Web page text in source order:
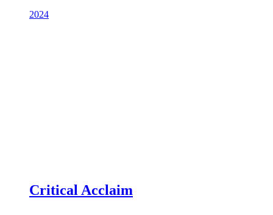
2024
Critical Acclaim